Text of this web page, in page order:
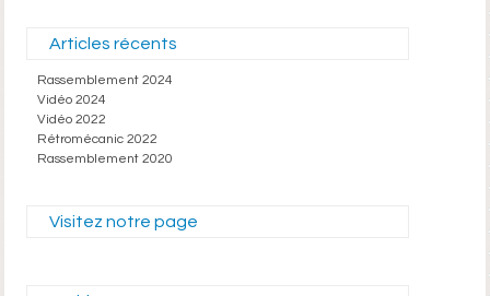
Articles récents
Rassemblement 2024
Vidéo 2024
Vidéo 2022
Rétromécanic 2022
Rassemblement 2020
Visitez notre page